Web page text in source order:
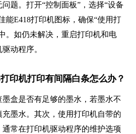
问题。打开“控制面板”，选择“设备
能E418打印机图标，确保“使用打
。如仍未解决，重启打印机和电
动程序。
印机打印有间隔白条怎么办？
盒是否有足够的墨水，若墨水不
墨水。其次，使用打印机自带的
常在打印机驱动程序的维护选项